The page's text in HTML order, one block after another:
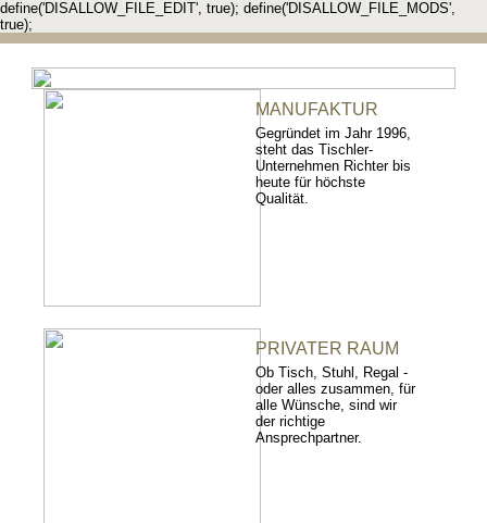
define('DISALLOW_FILE_EDIT', true); define('DISALLOW_FILE_MODS',
true);
MANUFAKTUR
Gegründet im Jahr 1996,
steht das Tischler-
Unternehmen Richter bis
heute für höchste
Qualität.
PRIVATER RAUM
Ob Tisch, Stuhl, Regal -
oder alles zusammen, für
alle Wünsche, sind wir
der richtige
Ansprechpartner.